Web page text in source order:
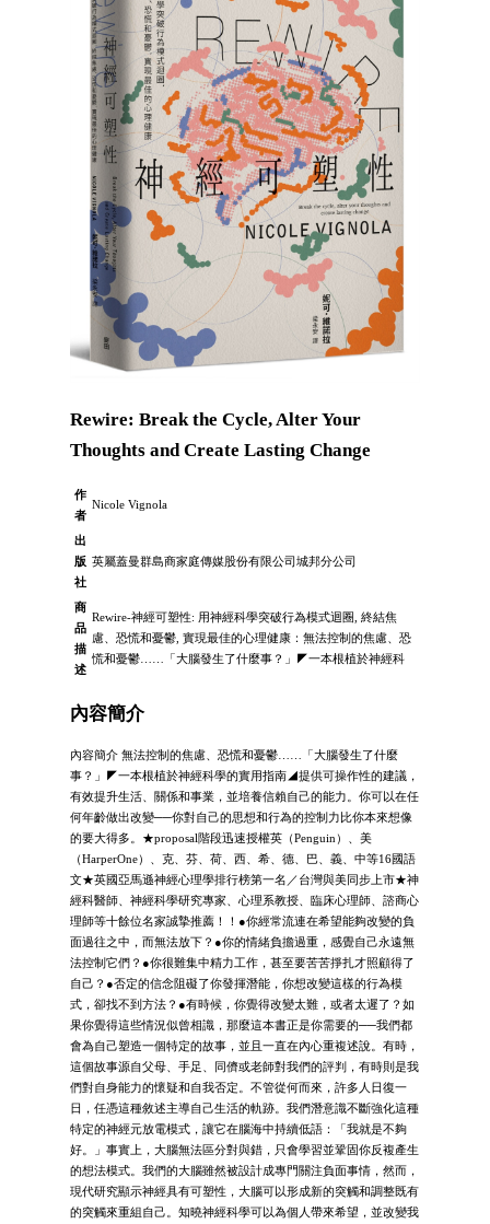
Rewire: Break the Cycle, Alter Your
Thoughts and Create Lasting Change
作
者
Nicole Vignola
出
版
社
英屬蓋曼群島商家庭傳媒股份有限公司城邦分公司
商
品
描
述
Rewire-神經可塑性: 用神經科學突破行為模式迴圈, 終結焦
慮、恐慌和憂鬱, 實現最佳的心理健康：無法控制的焦慮、恐
慌和憂鬱……「大腦發生了什麼事？」◤一本根植於神經科
內容簡介
內容簡介 無法控制的焦慮、恐慌和憂鬱……「大腦發生了什麼
事？」◤一本根植於神經科學的實用指南◢提供可操作性的建議，
有效提升生活、關係和事業，並培養信賴自己的能力。你可以在任
何年齡做出改變──你對自己的思想和行為的控制力比你本來想像
的要大得多。★proposal階段迅速授權英（Penguin）、美
（HarperOne）、克、芬、荷、西、希、德、巴、義、中等16國語
文★英國亞馬遜神經心理學排行榜第一名／台灣與美同步上市★神
經科醫師、神經科學研究專家、心理系教授、臨床心理師、諮商心
理師等十餘位名家誠摯推薦！！●你經常流連在希望能夠改變的負
面過往之中，而無法放下？●你的情緒負擔過重，感覺自己永遠無
法控制它們？●你很難集中精力工作，甚至要苦苦掙扎才照顧得了
自己？●否定的信念阻礙了你發揮潛能，你想改變這樣的行為模
式，卻找不到方法？●有時候，你覺得改變太難，或者太遲了？如
果你覺得這些情況似曾相識，那麼這本書正是你需要的──我們都
會為自己塑造一個特定的故事，並且一直在內心重複述說。有時，
這個故事源自父母、手足、同儕或老師對我們的評判，有時則是我
們對自身能力的懷疑和自我否定。不管從何而來，許多人日復一
日，任憑這種敘述主導自己生活的軌跡。我們潛意識不斷強化這種
特定的神經元放電模式，讓它在腦海中持續低語：「我就是不夠
好。」事實上，大腦無法區分對與錯，只會學習並鞏固你反複產生
的想法模式。我們的大腦雖然被設計成專門關注負面事情，然而，
現代研究顯示神經具有可塑性，大腦可以形成新的突觸和調整既有
的突觸來重組自己。知曉神經科學可以為個人帶來希望，並改變我